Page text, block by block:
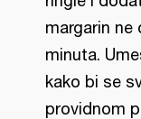
margarin
minuta.
kako bi se
providnom